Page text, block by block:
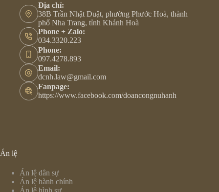
Địa chỉ:
38B Trần Nhật Duật, phường Phước Hoà, thành
phố Nha Trang, tỉnh Khánh Hoà
Phone + Zalo:
034.3320.223
Phone:
097.4278.893
Email:
dcnh.law@gmail.com
Fanpage:
https://www.facebook.com/doancongnuhanh
Án lệ
Án lệ dân sự
Án lệ hành chính
Án lệ hình sự